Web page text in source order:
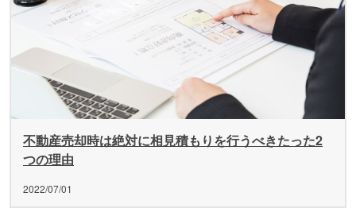
不動産売却時は絶対に相見積もりを行うべきたった2
つの理由
2022/07/01